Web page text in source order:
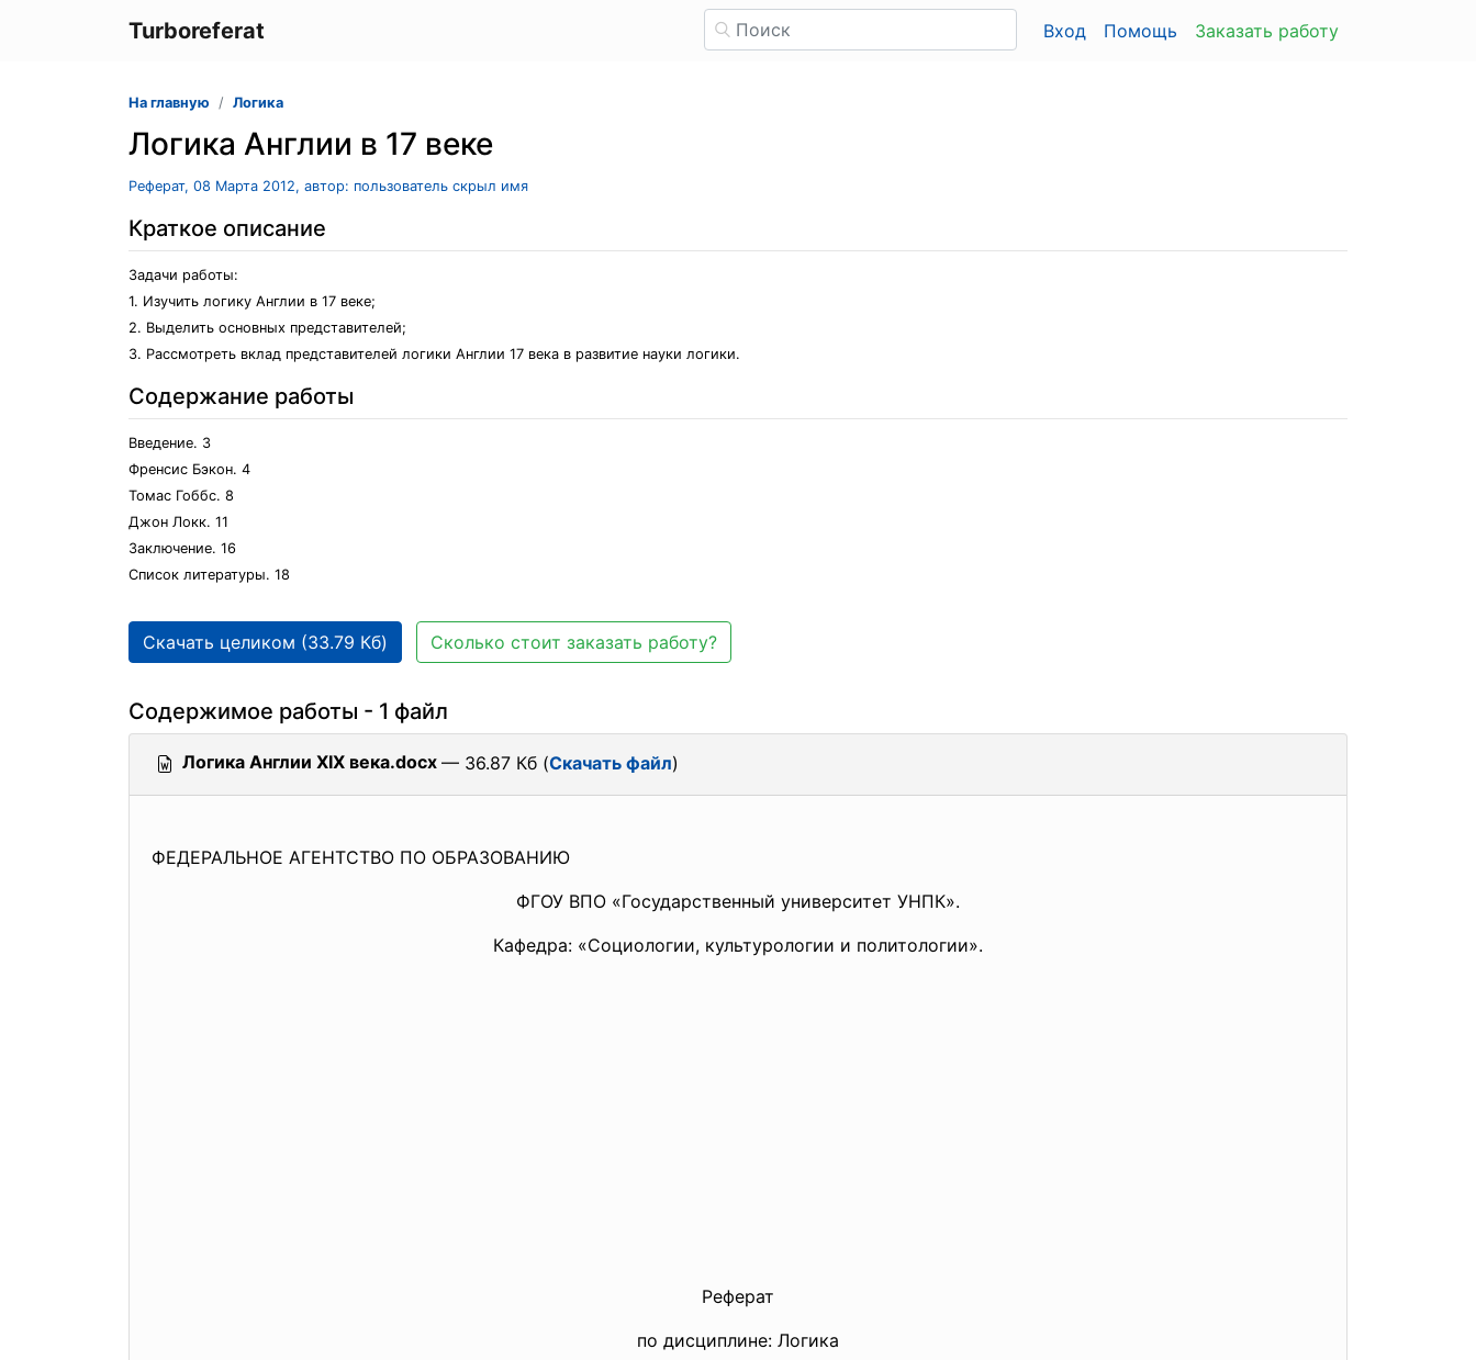
Turboreferat Вход Помощь Заказать работу
На главную Логика
Логика Англии в 17 веке
Реферат, 08 Марта 2012, автор: пользователь скрыл имя
Краткое описание
Задачи работы:
1. Изучить логику Англии в 17 веке;
2. Выделить основных представителей;
3. Рассмотреть вклад представителей логики Англии 17 века в развитие науки логики.
Содержание работы
Введение. 3
Френсис Бэкон. 4
Томас Гоббс. 8
Джон Локк. 11
Заключение. 16
Список литературы. 18
Скачать целиком (33.79 Кб) Сколько стоит заказать работу?
Содержимое работы - 1 файл
Логика Англии XIX века.docx — 36.87 Кб (Скачать файл)
ФЕДЕРАЛЬНОЕ АГЕНТСТВО ПО ОБРАЗОВАНИЮ
ФГОУ ВПО «Государственный университет УНПК».
Кафедра: «Социологии, культурологии и политологии».
Реферат
по дисциплине: Логика